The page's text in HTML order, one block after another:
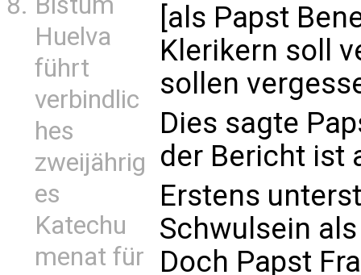
Huelva
führt
verbindlic
hes
zweijährig
es
Katechu
menat für
[als Papst
Klerikern soll
sollen
Dies sagte
der Bericht ist
Erstens
Schwulsein
Doch Papst